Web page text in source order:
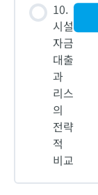
10.
시설
자금
대출
과
리스
의
전략
적
비교